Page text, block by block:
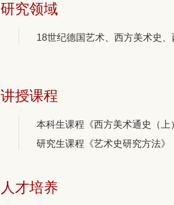
研究领域
18世纪德国艺术、西方美术史
讲授课程
本科生课程《西方美术通史（上
研究生课程《艺术史研究方法》
人才培养